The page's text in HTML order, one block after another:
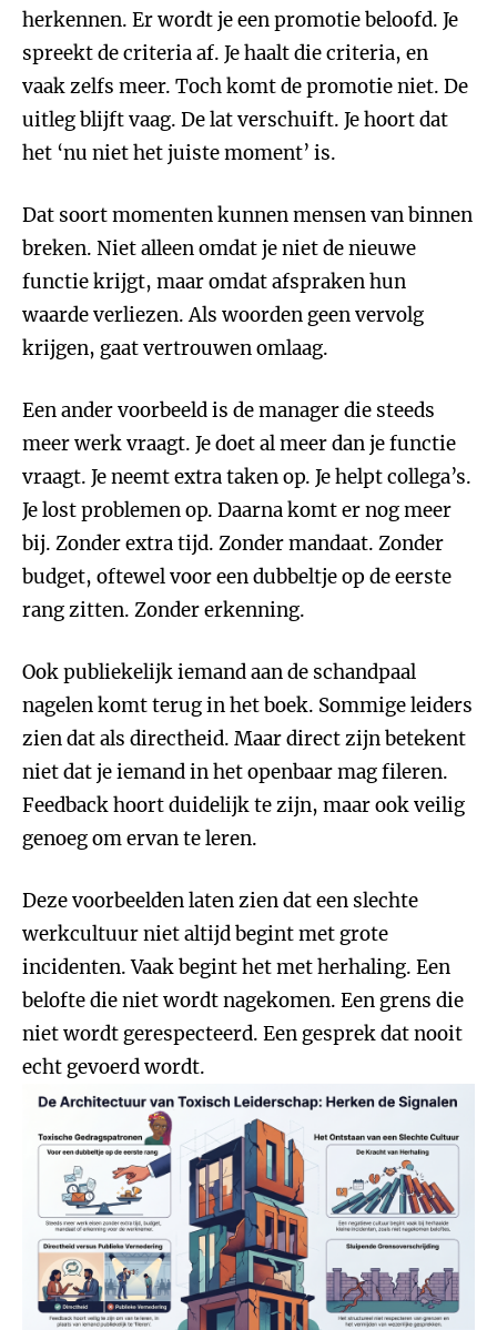
herkennen. Er wordt je een promotie beloofd. Je
spreekt de criteria af. Je haalt die criteria, en
vaak zelfs meer. Toch komt de promotie niet. De
uitleg blijft vaag. De lat verschuift. Je hoort dat
het ‘nu niet het juiste moment’ is.
Dat soort momenten kunnen mensen van binnen
breken. Niet alleen omdat je niet de nieuwe
functie krijgt, maar omdat afspraken hun
waarde verliezen. Als woorden geen vervolg
krijgen, gaat vertrouwen omlaag.
Een ander voorbeeld is de manager die steeds
meer werk vraagt. Je doet al meer dan je functie
vraagt. Je neemt extra taken op. Je helpt collega’s.
Je lost problemen op. Daarna komt er nog meer
bij. Zonder extra tijd. Zonder mandaat. Zonder
budget, oftewel voor een dubbeltje op de eerste
rang zitten. Zonder erkenning.
Ook publiekelijk iemand aan de schandpaal
nagelen komt terug in het boek. Sommige leiders
zien dat als directheid. Maar direct zijn betekent
niet dat je iemand in het openbaar mag fileren.
Feedback hoort duidelijk te zijn, maar ook veilig
genoeg om ervan te leren.
Deze voorbeelden laten zien dat een slechte
werkcultuur niet altijd begint met grote
incidenten. Vaak begint het met herhaling. Een
belofte die niet wordt nagekomen. Een grens die
niet wordt gerespecteerd. Een gesprek dat nooit
echt gevoerd wordt.